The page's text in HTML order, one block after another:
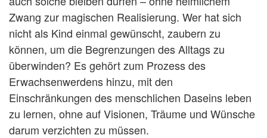
Zwang zur magischen Realisierung. Wer hat sich
nicht als Kind einmal gewünscht, zaubern zu
können, um die Begrenzungen des Alltags zu
überwinden? Es gehört zum Prozess des
Erwachsenwerdens hinzu, mit den
Einschränkungen des menschlichen Daseins leben
zu lernen, ohne auf Visionen, Träume und Wünsche
darum verzichten zu müssen.